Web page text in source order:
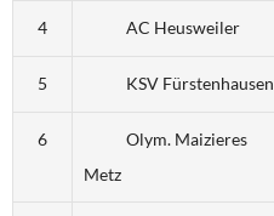
4 AC Heusweiler
5 KSV Fürstenhausen
6
Olym. Maizieres
Metz